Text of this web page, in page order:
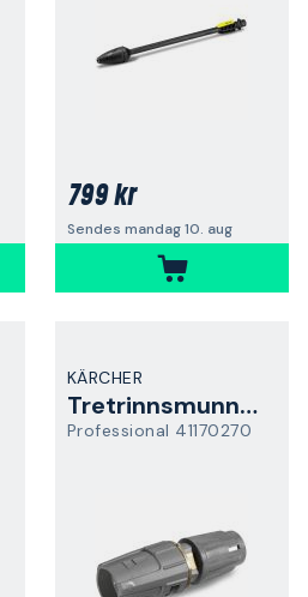
799 kr
Sendes mandag 10. aug
KÄRCHER
Tretrinnsmunnstykke
Professional 41170270